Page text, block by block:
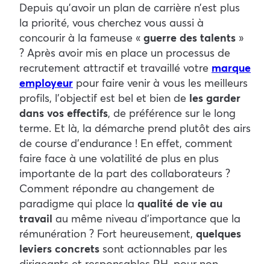
Depuis qu’avoir un plan de carrière n’est plus
la priorité, vous cherchez vous aussi à
concourir à la fameuse « guerre des talents »
? Après avoir mis en place un processus de
recrutement attractif et travaillé votre marque
employeur pour faire venir à vous les meilleurs
profils, l’objectif est bel et bien de les garder
dans vos effectifs, de préférence sur le long
terme. Et là, la démarche prend plutôt des airs
de course d’endurance ! En effet, comment
faire face à une volatilité de plus en plus
importante de la part des collaborateurs ?
Comment répondre au changement de
paradigme qui place la qualité de vie au
travail au même niveau d’importance que la
rémunération ? Fort heureusement, quelques
leviers concrets sont actionnables par les